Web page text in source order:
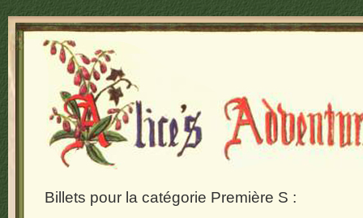
Billets pour la catégorie Première S :